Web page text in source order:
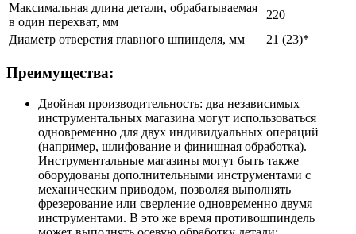
Максимальная длина детали, обрабатываемая
в один перехват, мм
220
Диаметр отверстия главного шпинделя, мм
21 (23)*
Преимущества:
Двойная производительность: два независимых
инструментальных магазина могут использоваться
одновременно для двух индивидуальных операций
(например, шлифование и финишная обработка).
Инструментальные магазины могут быть также
оборудованы дополнительными инструментами с
механическим приводом, позволяя выполнять
фрезерование или сверление одновременно двумя
инструментами. В это же время противошпиндель